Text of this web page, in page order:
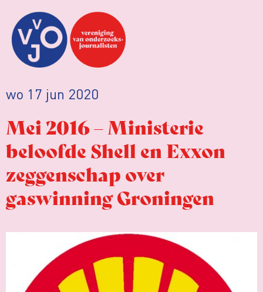
wo 17 jun 2020
Mei 2016 – Ministerie
beloofde Shell en Exxon
zeggenschap over
gaswinning Groningen